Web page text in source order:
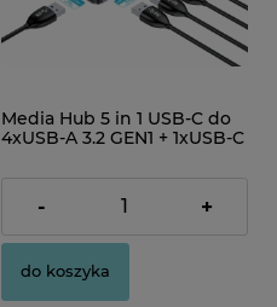
Media Hub 5 in 1 USB-C do
4xUSB-A 3.2 GEN1 + 1xUSB-C
52,00 zł
- +
do koszyka